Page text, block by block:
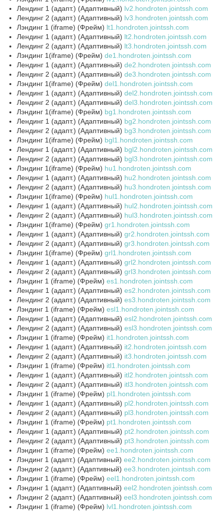
Лендинг 1 (адапт.) (Адаптивный) lv2.hondroten.jointssh.com
Лендинг 2 (адапт.) (Адаптивный) lv3.hondroten.jointssh.com
Лэндинг 1 (iframe) (Фрейм) lt1.hondroten.jointssh.com
Лендинг 1 (адапт.) (Адаптивный) lt2.hondroten.jointssh.com
Лендинг 2 (адапт.) (Адаптивный) lt3.hondroten.jointssh.com
Лэндинг 1(iframe) (Фрейм) de1.hondroten.jointssh.com
Лендинг 1 (адапт.) (Адаптивный) de2.hondroten.jointssh.com
Лендинг 2 (адапт.) (Адаптивный) de3.hondroten.jointssh.com
Лэндинг 1(iframe) (Фрейм) del1.hondroten.jointssh.com
Лендинг 1 (адапт.) (Адаптивный) del2.hondroten.jointssh.com
Лендинг 2 (адапт.) (Адаптивный) del3.hondroten.jointssh.com
Лэндинг 1(iframe) (Фрейм) bg1.hondroten.jointssh.com
Лендинг 1 (адапт.) (Адаптивный) bg2.hondroten.jointssh.com
Лендинг 2 (адапт.) (Адаптивный) bg3.hondroten.jointssh.com
Лэндинг 1(iframe) (Фрейм) bgl1.hondroten.jointssh.com
Лендинг 1 (адапт.) (Адаптивный) bgl2.hondroten.jointssh.com
Лендинг 2 (адапт.) (Адаптивный) bgl3.hondroten.jointssh.com
Лэндинг 1(iframe) (Фрейм) hu1.hondroten.jointssh.com
Лендинг 1 (адапт.) (Адаптивный) hu2.hondroten.jointssh.com
Лендинг 2 (адапт.) (Адаптивный) hu3.hondroten.jointssh.com
Лэндинг 1(iframe) (Фрейм) hul1.hondroten.jointssh.com
Лендинг 1 (адапт.) (Адаптивный) hul2.hondroten.jointssh.com
Лендинг 2 (адапт.) (Адаптивный) hul3.hondroten.jointssh.com
Лэндинг 1(iframe) (Фрейм) gr1.hondroten.jointssh.com
Лендинг 1 (адапт.) (Адаптивный) gr2.hondroten.jointssh.com
Лендинг 2 (адапт.) (Адаптивный) gr3.hondroten.jointssh.com
Лэндинг 1(iframe) (Фрейм) grl1.hondroten.jointssh.com
Лендинг 1 (адапт.) (Адаптивный) grl2.hondroten.jointssh.com
Лендинг 2 (адапт.) (Адаптивный) grl3.hondroten.jointssh.com
Лэндинг 1 (iframe) (Фрейм) es1.hondroten.jointssh.com
Лендинг 1 (адапт.) (Адаптивный) es2.hondroten.jointssh.com
Лендинг 2 (адапт.) (Адаптивный) es3.hondroten.jointssh.com
Лэндинг 1 (iframe) (Фрейм) esl1.hondroten.jointssh.com
Лендинг 1 (адапт.) (Адаптивный) esl2.hondroten.jointssh.com
Лендинг 2 (адапт.) (Адаптивный) esl3.hondroten.jointssh.com
Лэндинг 1 (iframe) (Фрейм) it1.hondroten.jointssh.com
Лендинг 1 (адапт.) (Адаптивный) it2.hondroten.jointssh.com
Лендинг 2 (адапт.) (Адаптивный) it3.hondroten.jointssh.com
Лэндинг 1 (iframe) (Фрейм) itl1.hondroten.jointssh.com
Лендинг 1 (адапт.) (Адаптивный) itl2.hondroten.jointssh.com
Лендинг 2 (адапт.) (Адаптивный) itl3.hondroten.jointssh.com
Лэндинг 1 (iframe) (Фрейм) pl1.hondroten.jointssh.com
Лендинг 1 (адапт.) (Адаптивный) pl2.hondroten.jointssh.com
Лендинг 2 (адапт.) (Адаптивный) pl3.hondroten.jointssh.com
Лэндинг 1 (iframe) (Фрейм) pt1.hondroten.jointssh.com
Лендинг 1 (адапт.) (Адаптивный) pt2.hondroten.jointssh.com
Лендинг 2 (адапт.) (Адаптивный) pt3.hondroten.jointssh.com
Лэндинг 1 (iframe) (Фрейм) ee1.hondroten.jointssh.com
Лэндинг 1 (адапт.) (Адаптивный) ee2.hondroten.jointssh.com
Лэндинг 2 (адапт.) (Адаптивный) ee3.hondroten.jointssh.com
Лэндинг 1 (iframe) (Фрейм) eel1.hondroten.jointssh.com
Лэндинг 1 (адапт.) (Адаптивный) eel2.hondroten.jointssh.com
Лэндинг 2 (адапт.) (Адаптивный) eel3.hondroten.jointssh.com
Лэндинг 1 (iframe) (Фрейм) lvl1.hondroten.jointssh.com